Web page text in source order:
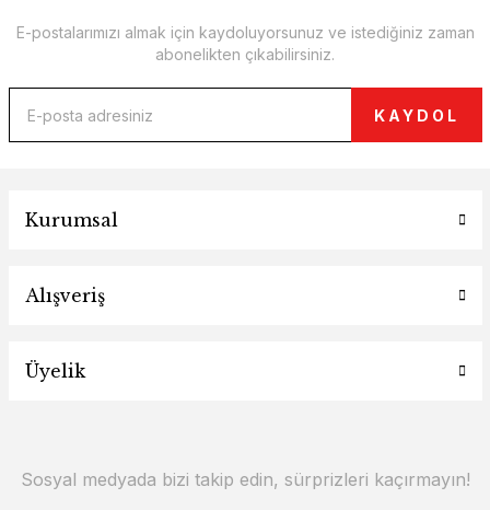
E-postalarımızı almak için kaydoluyorsunuz ve istediğiniz zaman
abonelikten çıkabilirsiniz.
KAYDOL
Kurumsal
Alışveriş
Üyelik
Sosyal medyada bizi takip edin, sürprizleri kaçırmayın!